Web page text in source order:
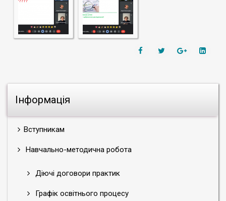
Інформація
Вступникам
Навчально-методична робота
Діючі договори практик
Графік освітнього процесу